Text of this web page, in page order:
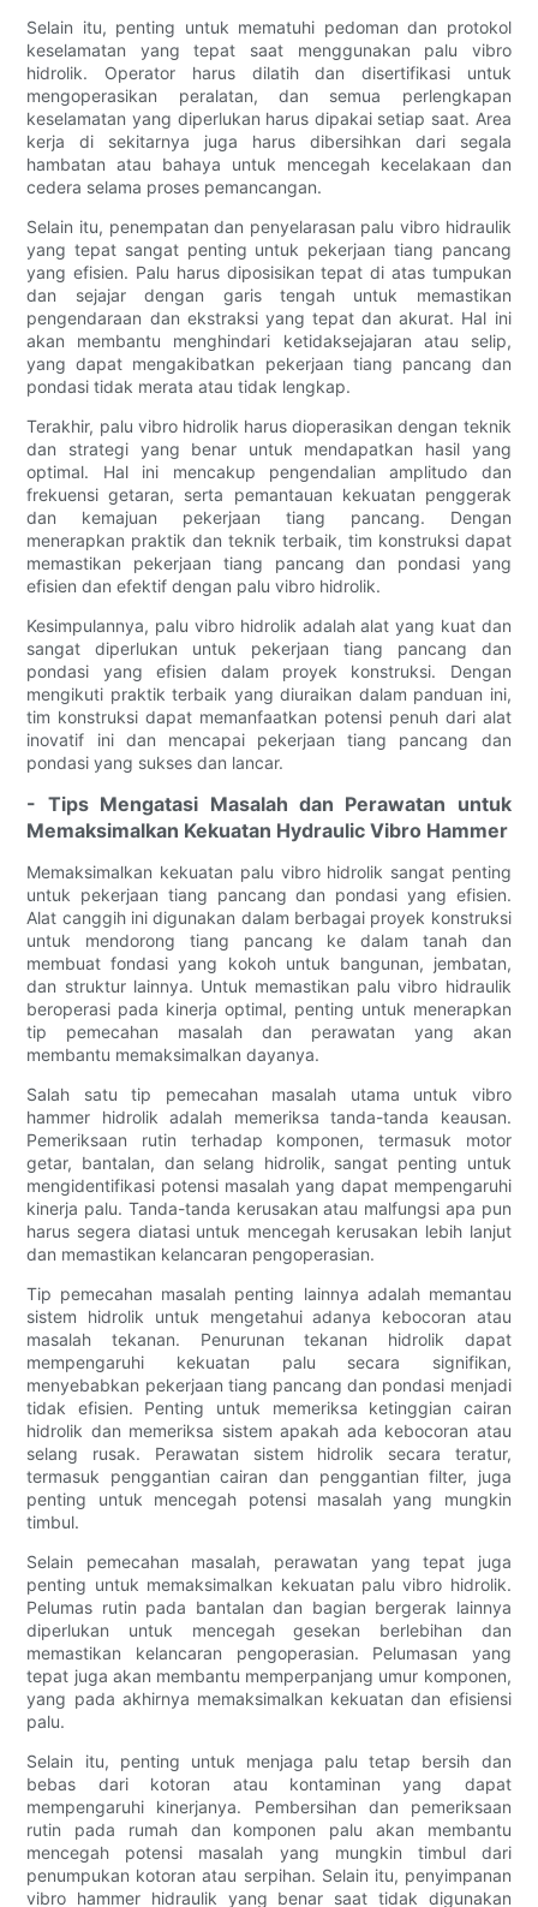
Selain itu, penting untuk mematuhi pedoman dan protokol
keselamatan yang tepat saat menggunakan palu vibro
hidrolik. Operator harus dilatih dan disertifikasi untuk
mengoperasikan peralatan, dan semua perlengkapan
keselamatan yang diperlukan harus dipakai setiap saat. Area
kerja di sekitarnya juga harus dibersihkan dari segala
hambatan atau bahaya untuk mencegah kecelakaan dan
cedera selama proses pemancangan.
Selain itu, penempatan dan penyelarasan palu vibro hidraulik
yang tepat sangat penting untuk pekerjaan tiang pancang
yang efisien. Palu harus diposisikan tepat di atas tumpukan
dan sejajar dengan garis tengah untuk memastikan
pengendaraan dan ekstraksi yang tepat dan akurat. Hal ini
akan membantu menghindari ketidaksejajaran atau selip,
yang dapat mengakibatkan pekerjaan tiang pancang dan
pondasi tidak merata atau tidak lengkap.
Terakhir, palu vibro hidrolik harus dioperasikan dengan teknik
dan strategi yang benar untuk mendapatkan hasil yang
optimal. Hal ini mencakup pengendalian amplitudo dan
frekuensi getaran, serta pemantauan kekuatan penggerak
dan kemajuan pekerjaan tiang pancang. Dengan
menerapkan praktik dan teknik terbaik, tim konstruksi dapat
memastikan pekerjaan tiang pancang dan pondasi yang
efisien dan efektif dengan palu vibro hidrolik.
Kesimpulannya, palu vibro hidrolik adalah alat yang kuat dan
sangat diperlukan untuk pekerjaan tiang pancang dan
pondasi yang efisien dalam proyek konstruksi. Dengan
mengikuti praktik terbaik yang diuraikan dalam panduan ini,
tim konstruksi dapat memanfaatkan potensi penuh dari alat
inovatif ini dan mencapai pekerjaan tiang pancang dan
pondasi yang sukses dan lancar.
- Tips Mengatasi Masalah dan Perawatan untuk
Memaksimalkan Kekuatan Hydraulic Vibro Hammer
Memaksimalkan kekuatan palu vibro hidrolik sangat penting
untuk pekerjaan tiang pancang dan pondasi yang efisien.
Alat canggih ini digunakan dalam berbagai proyek konstruksi
untuk mendorong tiang pancang ke dalam tanah dan
membuat fondasi yang kokoh untuk bangunan, jembatan,
dan struktur lainnya. Untuk memastikan palu vibro hidraulik
beroperasi pada kinerja optimal, penting untuk menerapkan
tip pemecahan masalah dan perawatan yang akan
membantu memaksimalkan dayanya.
Salah satu tip pemecahan masalah utama untuk vibro
hammer hidrolik adalah memeriksa tanda-tanda keausan.
Pemeriksaan rutin terhadap komponen, termasuk motor
getar, bantalan, dan selang hidrolik, sangat penting untuk
mengidentifikasi potensi masalah yang dapat mempengaruhi
kinerja palu. Tanda-tanda kerusakan atau malfungsi apa pun
harus segera diatasi untuk mencegah kerusakan lebih lanjut
dan memastikan kelancaran pengoperasian.
Tip pemecahan masalah penting lainnya adalah memantau
sistem hidrolik untuk mengetahui adanya kebocoran atau
masalah tekanan. Penurunan tekanan hidrolik dapat
mempengaruhi kekuatan palu secara signifikan,
menyebabkan pekerjaan tiang pancang dan pondasi menjadi
tidak efisien. Penting untuk memeriksa ketinggian cairan
hidrolik dan memeriksa sistem apakah ada kebocoran atau
selang rusak. Perawatan sistem hidrolik secara teratur,
termasuk penggantian cairan dan penggantian filter, juga
penting untuk mencegah potensi masalah yang mungkin
timbul.
Selain pemecahan masalah, perawatan yang tepat juga
penting untuk memaksimalkan kekuatan palu vibro hidrolik.
Pelumas rutin pada bantalan dan bagian bergerak lainnya
diperlukan untuk mencegah gesekan berlebihan dan
memastikan kelancaran pengoperasian. Pelumasan yang
tepat juga akan membantu memperpanjang umur komponen,
yang pada akhirnya memaksimalkan kekuatan dan efisiensi
palu.
Selain itu, penting untuk menjaga palu tetap bersih dan
bebas dari kotoran atau kontaminan yang dapat
mempengaruhi kinerjanya. Pembersihan dan pemeriksaan
rutin pada rumah dan komponen palu akan membantu
mencegah potensi masalah yang mungkin timbul dari
penumpukan kotoran atau serpihan. Selain itu, penyimpanan
vibro hammer hidraulik yang benar saat tidak digunakan